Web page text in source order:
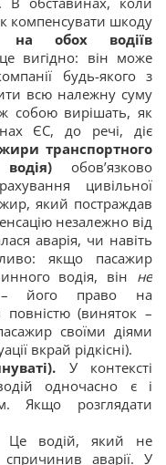
компенсувати шкоду
на обох водіїв
вигідно: він може
будь-якого з
всю належну суму
собою вирішать, як
ЄС, до речі, діє
транспортного
обов’язково
цивільної
який постраждав
незалежно від
аварія, чи навіть
якщо пасажир
водія, він не
право на
повністю (виняток –
своїми діями
вкрай рідкісні).
У контексті
одночасно є і
Якщо розглядати
Це водій, який не
аварії. У